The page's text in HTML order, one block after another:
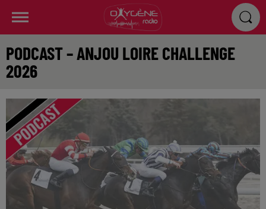
PODCAST – ANJOU LOIRE CHALLENGE
2026